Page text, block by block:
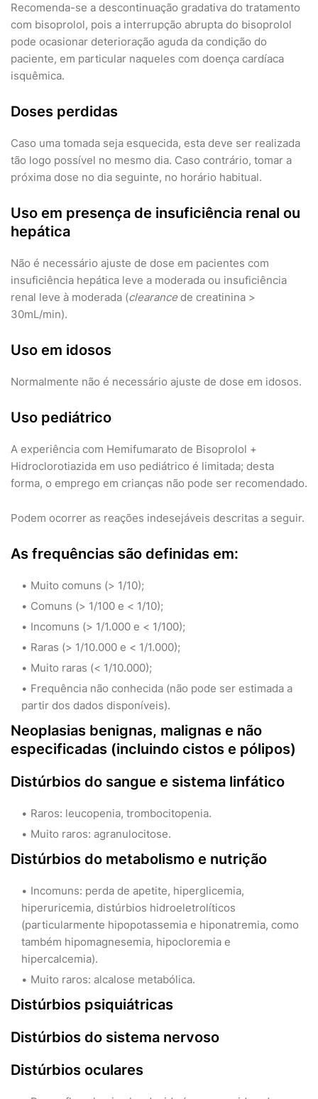
Recomenda-se a descontinuação gradativa do tratamento
com bisoprolol, pois a interrupção abrupta do bisoprolol
pode ocasionar deterioração aguda da condição do
paciente, em particular naqueles com doença cardíaca
isquêmica.
Doses perdidas
Caso uma tomada seja esquecida, esta deve ser realizada
tão logo possível no mesmo dia. Caso contrário, tomar a
próxima dose no dia seguinte, no horário habitual.
Uso em presença de insuficiência renal ou
hepática
Não é necessário ajuste de dose em pacientes com
insuficiência hepática leve a moderada ou insuficiência
renal leve à moderada (clearancede creatinina >
30mL/min).
Uso em idosos
Normalmente não é necessário ajuste de dose em idosos.
Uso pediátrico
A experiência com Hemifumarato de Bisoprolol +
Hidroclorotiazida em uso pediátrico é limitada; desta
forma, o emprego em crianças não pode ser recomendado.
Podem ocorrer as reações indesejáveis descritas a seguir.
As frequências são definidas em:
Muito comuns (> 1/10);
Comuns (> 1/100 e < 1/10);
Incomuns (> 1/1.000 e < 1/100);
Raras (> 1/10.000 e < 1/1.000);
Muito raras (< 1/10.000);
Frequência não conhecida (não pode ser estimada a
partir dos dados disponíveis).
Neoplasias benignas, malignas e não
especificadas (incluindo cistos e pólipos)
Distúrbios do sangue e sistema linfático
Raros: leucopenia, trombocitopenia.
Muito raros: agranulocitose.
Distúrbios do metabolismo e nutrição
Incomuns: perda de apetite, hiperglicemia,
hiperuricemia, distúrbios hidroeletrolíticos
(particularmente hipopotassemia e hiponatremia, como
também hipomagnesemia, hipocloremia e
hipercalcemia).
Muito raros: alcalose metabólica.
Distúrbios psiquiátricas
Distúrbios do sistema nervoso
Distúrbios oculares